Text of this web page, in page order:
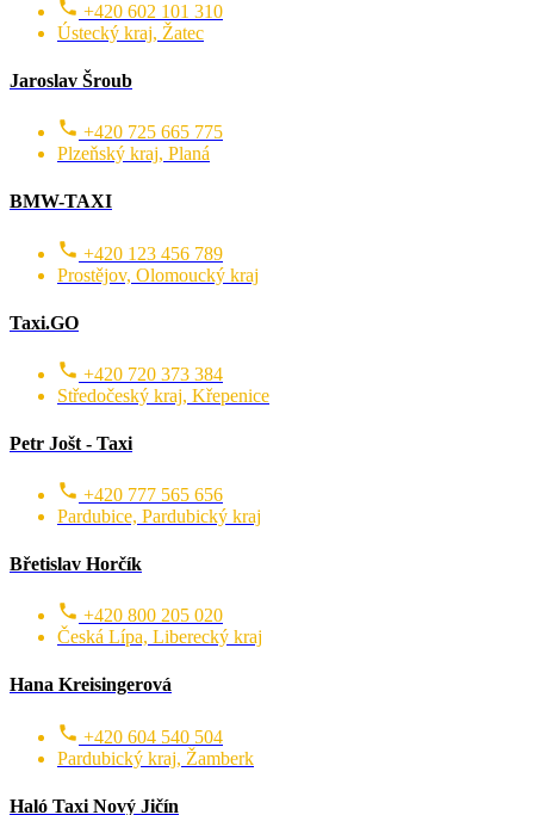
+420 602 101 310
Ústecký kraj, Žatec
Jaroslav Šroub
+420 725 665 775
Plzeňský kraj, Planá
BMW-TAXI
+420 123 456 789
Prostějov, Olomoucký kraj
Taxi.GO
+420 720 373 384
Středočeský kraj, Křepenice
Petr Jošt - Taxi
+420 777 565 656
Pardubice, Pardubický kraj
Břetislav Horčík
+420 800 205 020
Česká Lípa, Liberecký kraj
Hana Kreisingerová
+420 604 540 504
Pardubický kraj, Žamberk
Haló Taxi Nový Jičín